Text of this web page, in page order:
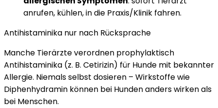
anrufen, kühlen, in die Praxis/Klinik fahren.
Antihistaminika nur nach Rücksprache
Manche Tierärzte verordnen prophylaktisch
Antihistaminika (z. B. Cetirizin) für Hunde mit bekannter
Allergie. Niemals selbst dosieren – Wirkstoffe wie
Diphenhydramin können bei Hunden anders wirken als
bei Menschen.